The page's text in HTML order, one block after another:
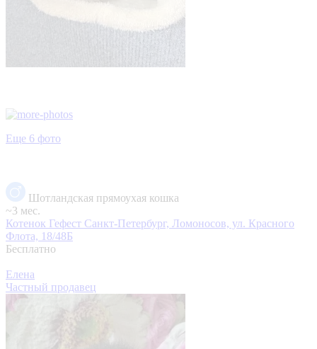
Еще 6 фото
Шотландская прямоухая кошка
~3 мес.
Котенок Гефест Санкт-Петербург, Ломоносов, ул. Красного
Флота, 18/48Б
Бесплатно
Елена
Частный продавец